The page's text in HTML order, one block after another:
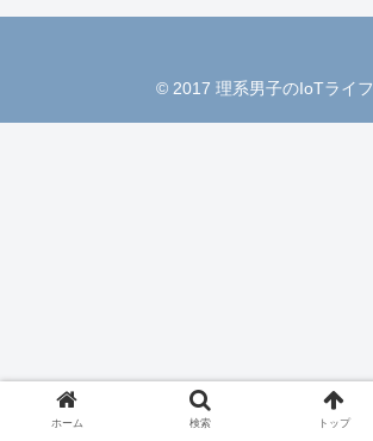
© 2017 理系男子のIoTライフ.
ホーム 検索 トップ